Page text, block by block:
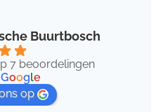
Buurtbosch
7 beoordelingen
Google
op